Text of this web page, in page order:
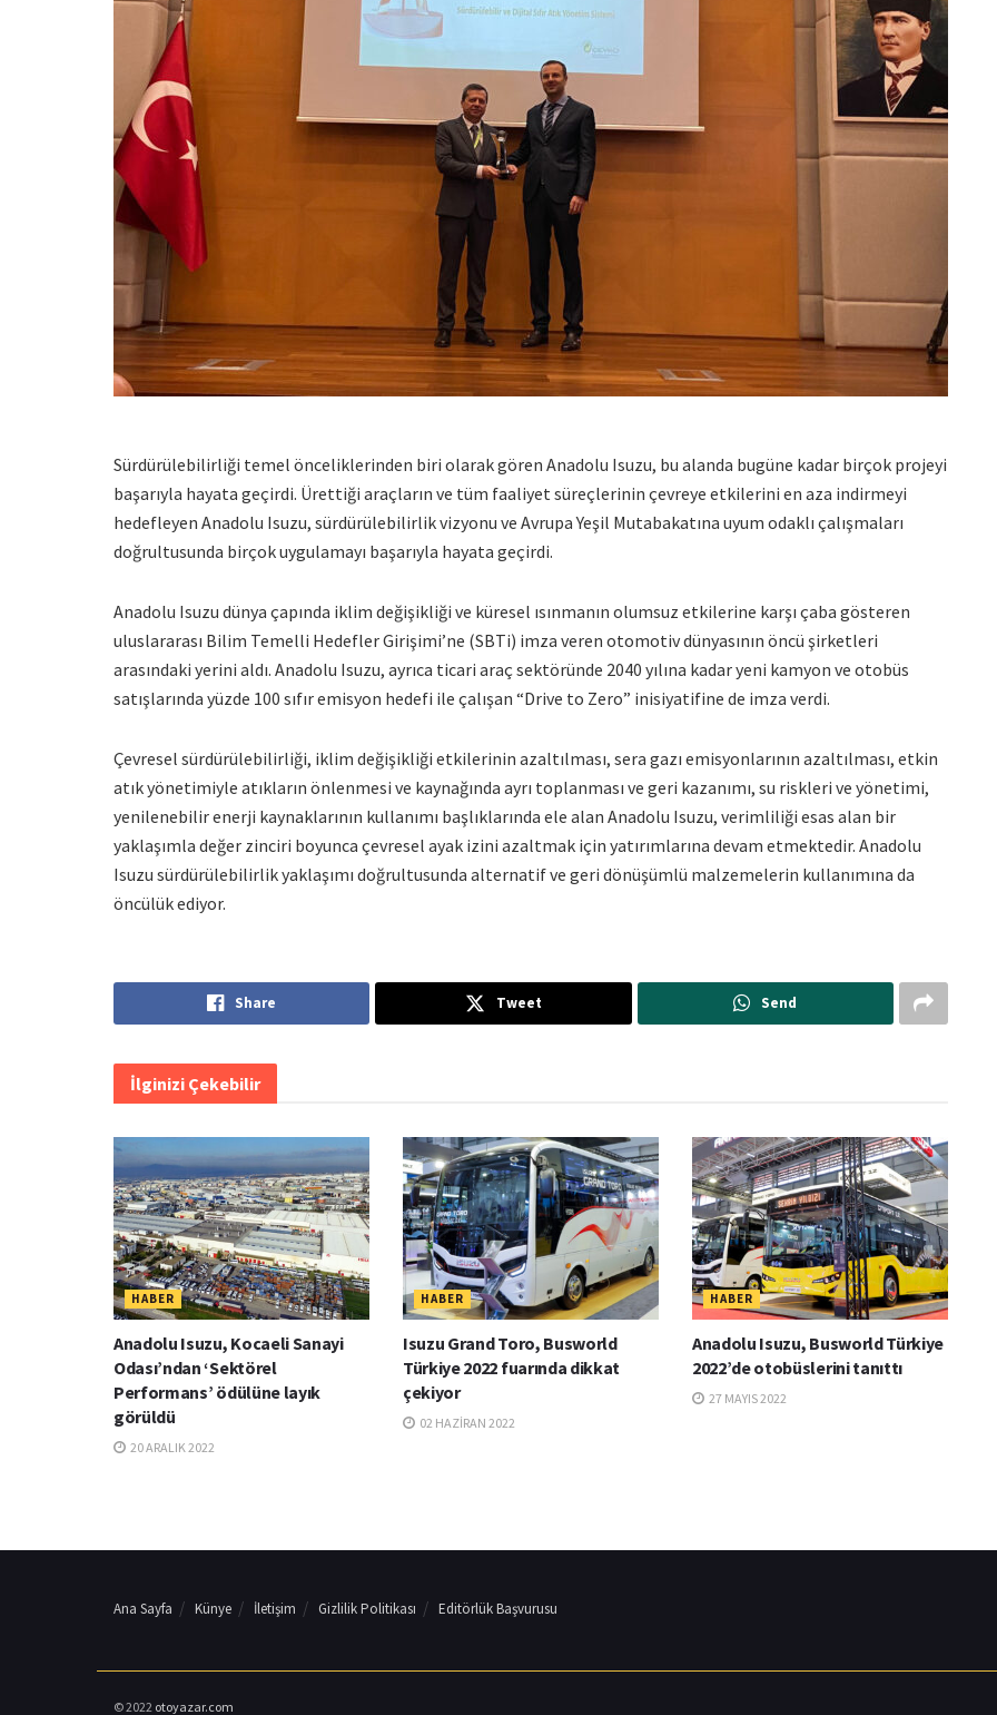
Sürdürülebilirliği temel önceliklerinden biri olarak gören Anadolu Isuzu, bu alanda bugüne kadar birçok projeyi
başarıyla hayata geçirdi. Ürettiği araçların ve tüm faaliyet süreçlerinin çevreye etkilerini en aza indirmeyi
hedefleyen Anadolu Isuzu, sürdürülebilirlik vizyonu ve Avrupa Yeşil Mutabakatına uyum odaklı çalışmaları
doğrultusunda birçok uygulamayı başarıyla hayata geçirdi.
Anadolu Isuzu dünya çapında iklim değişikliği ve küresel ısınmanın olumsuz etkilerine karşı çaba gösteren
uluslararası Bilim Temelli Hedefler Girişimi’ne (SBTi) imza veren otomotiv dünyasının öncü şirketleri
arasındaki yerini aldı. Anadolu Isuzu, ayrıca ticari araç sektöründe 2040 yılına kadar yeni kamyon ve otobüs
satışlarında yüzde 100 sıfır emisyon hedefi ile çalışan “Drive to Zero” inisiyatifine de imza verdi.
Çevresel sürdürülebilirliği, iklim değişikliği etkilerinin azaltılması, sera gazı emisyonlarının azaltılması, etkin
atık yönetimiyle atıkların önlenmesi ve kaynağında ayrı toplanması ve geri kazanımı, su riskleri ve yönetimi,
yenilenebilir enerji kaynaklarının kullanımı başlıklarında ele alan Anadolu Isuzu, verimliliği esas alan bir
yaklaşımla değer zinciri boyunca çevresel ayak izini azaltmak için yatırımlarına devam etmektedir. Anadolu
Isuzu sürdürülebilirlik yaklaşımı doğrultusunda alternatif ve geri dönüşümlü malzemelerin kullanımına da
öncülük ediyor.
Share Tweet Send
İlginizi Çekebilir
HABER
Anadolu Isuzu, Kocaeli Sanayi
Odası’ndan ‘Sektörel
Performans’ ödülüne layık
görüldü
20 ARALIK 2022
HABER
Isuzu Grand Toro, Busworld
Türkiye 2022 fuarında dikkat
çekiyor
02 HAZIRAN 2022
HABER
Anadolu Isuzu, Busworld Türkiye
2022’de otobüslerini tanıttı
27 MAYIS 2022
Ana Sayfa Künye İletişim Gizlilik Politikası Editörlük Başvurusu
© 2022 otoyazar.com